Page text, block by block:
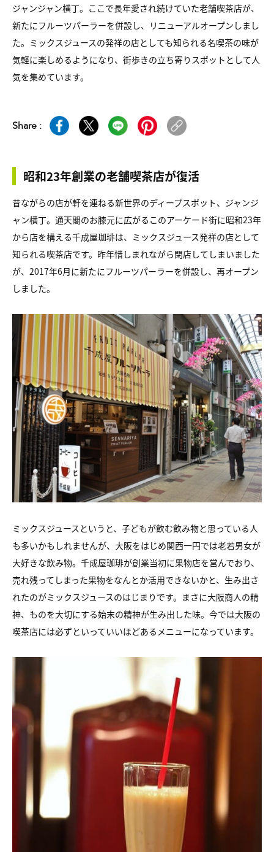
ジャンジャン横丁。ここで長年愛され続けていた老舗喫茶店が、
新たにフルーツパーラーを併設し、リニューアルオープンしまし
た。ミックスジュースの発祥の店としても知られる名喫茶の味が
気軽に楽しめるようになり、街歩きの立ち寄りスポットとして人
気を集めています。
Share :
昭和23年創業の老舗喫茶店が復活
昔ながらの店が軒を連ねる新世界のディープスポット、ジャンジ
ャン横丁。通天閣のお膝元に広がるこのアーケード街に昭和23年
から店を構える千成屋珈琲は、ミックスジュース発祥の店として
知られる喫茶店です。昨年惜しまれながら閉店してしまいました
が、2017年6月に新たにフルーツパーラーを併設し、再オープン
しました。
ミックスジュースというと、子どもが飲む飲み物と思っている人
も多いかもしれませんが、大阪をはじめ関西一円では老若男女が
大好きな飲み物。千成屋珈琲が創業当初に果物店を営んでおり、
売れ残ってしまった果物をなんとか活用できないかと、生み出さ
れたのがミックスジュースのはじまりです。まさに大阪商人の精
神、ものを大切にする始末の精神が生み出した味。今では大阪の
喫茶店には必ずといっていいほどあるメニューになっています。